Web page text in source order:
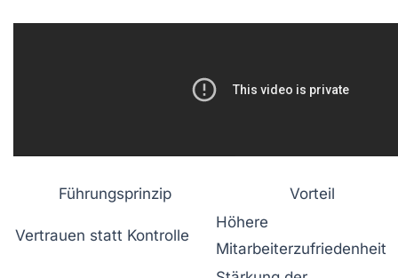
Führungsprinzip Vorteil
Vertrauen statt Kontrolle
Höhere
Mitarbeiterzufriedenheit